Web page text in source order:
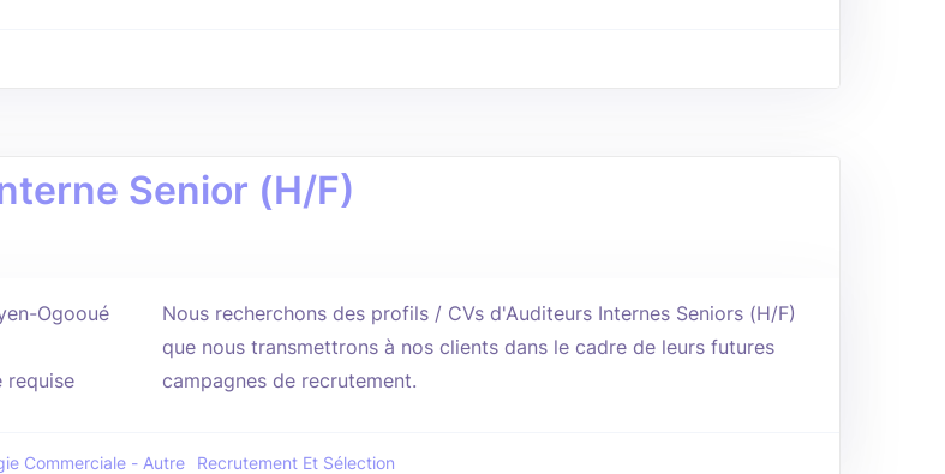
Senior (H/F)
Ogooué
requise
Nous recherchons des profils / CVs d'Auditeurs Internes Seniors (H/F)
que nous transmettrons à nos clients dans le cadre de leurs futures
campagnes de recrutement.
Commerciale - Autre Recrutement Et Sélection